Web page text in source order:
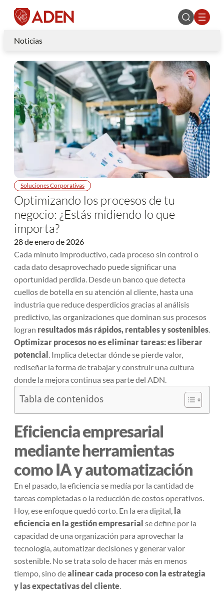
Noticias
Soluciones Corporativas
Optimizando los procesos de tu
negocio: ¿Estás midiendo lo que
importa?
28 de enero de 2026
Cada minuto improductivo, cada proceso sin control o
cada dato desaprovechado puede significar una
oportunidad perdida. Desde un banco que detecta
cuellos de botella en su atención al cliente, hasta una
industria que reduce desperdicios gracias al análisis
predictivo, las organizaciones que dominan sus procesos
logran resultados más rápidos, rentables y sostenibles.
Optimizar procesos no es eliminar tareas: es liberar
potencial. Implica detectar dónde se pierde valor,
rediseñar la forma de trabajar y construir una cultura
donde la mejora continua sea parte del ADN.
Tabla de contenidos
Eficiencia empresarial
mediante herramientas
como IA y automatización
En el pasado, la eficiencia se medía por la cantidad de
tareas completadas o la reducción de costos operativos.
Hoy, ese enfoque quedó corto. En la era digital, la
eficiencia en la gestión empresarial se define por la
capacidad de una organización para aprovechar la
tecnología, automatizar decisiones y generar valor
sostenible. No se trata solo de hacer más en menos
tiempo, sino dealinear cada proceso con la estrategia
y las expectativas del cliente.